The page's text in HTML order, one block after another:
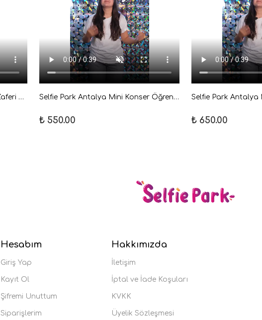
Selfie Park Antalya Çanakkale Zaferi Sergisi Giriş Bileti Dijital Selfie Park Antalya Mini Konser Öğrenci Giriş Bileti Dijital
₺ 550.00 ₺ 650.00
Hesabım
Giriş Yap
Kayıt Ol
Şifremi Unuttum
Siparişlerim
Hakkımızda
İletişim
İptal ve İade Koşuları
KVKK
Üyelik Sözleşmesi